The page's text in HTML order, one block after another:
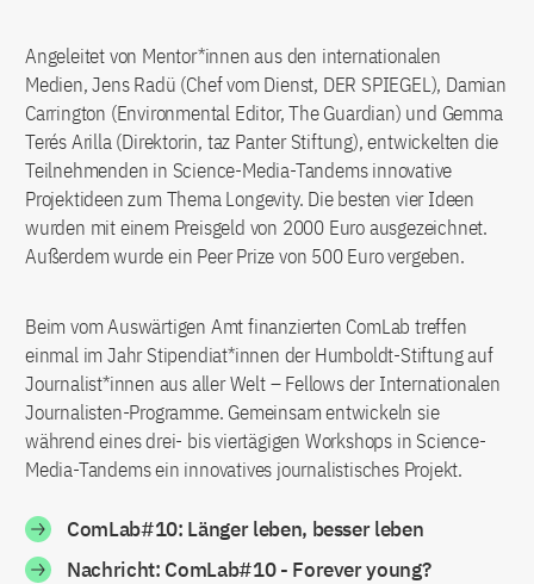
Angeleitet von Mentor*innen aus den internationalen
Medien, Jens Radü (Chef vom Dienst, DER SPIEGEL), Damian
Carrington (Environmental Editor, The Guardian) und Gemma
Terés Arilla (Direktorin, taz Panter Stiftung), entwickelten die
Teilnehmenden in Science-Media-Tandems innovative
Projektideen zum Thema Longevity. Die besten vier Ideen
wurden mit einem Preisgeld von 2000 Euro ausgezeichnet.
Außerdem wurde ein Peer Prize von 500 Euro vergeben.
Beim vom Auswärtigen Amt finanzierten ComLab treffen
einmal im Jahr Stipendiat*innen der Humboldt-Stiftung auf
Journalist*innen aus aller Welt – Fellows der Internationalen
Journalisten-Programme. Gemeinsam entwickeln sie
während eines drei- bis viertägigen Workshops in Science-
Media-Tandems ein innovatives journalistisches Projekt.
ComLab#10: Länger leben, besser leben
Nachricht: ComLab#10 - Forever young?